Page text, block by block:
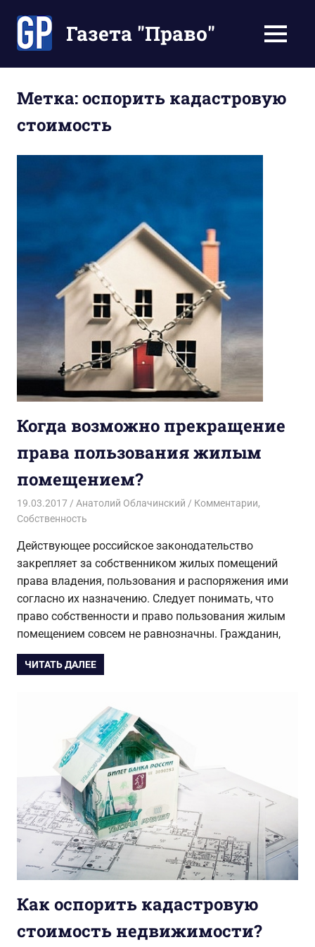
содержимомуГазета "Право"
Ваше
время
МЕНЮ
Метка:оспорить кадастровую
стоимость
Когда возможно прекращение
права пользования жилым
помещением?
19.03.2017 Анатолий Облачинский Комментарии,
Собственность
Действующее российское законодательство
закрепляет за собственником жилых помещений
права владения, пользования и распоряжения ими
согласно их назначению. Следует понимать, что
право собственности и право пользования жилым
помещением совсем не равнозначны. Гражданин,
ЧИТАТЬ ДАЛЕЕ
Как оспорить кадастровую
стоимость недвижимости?